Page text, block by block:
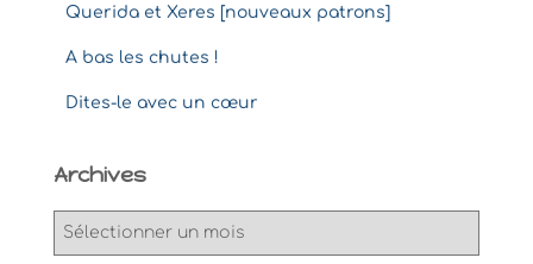
Querida et Xeres [nouveaux patrons]
A bas les chutes !
Dites-le avec un cœur
Archives